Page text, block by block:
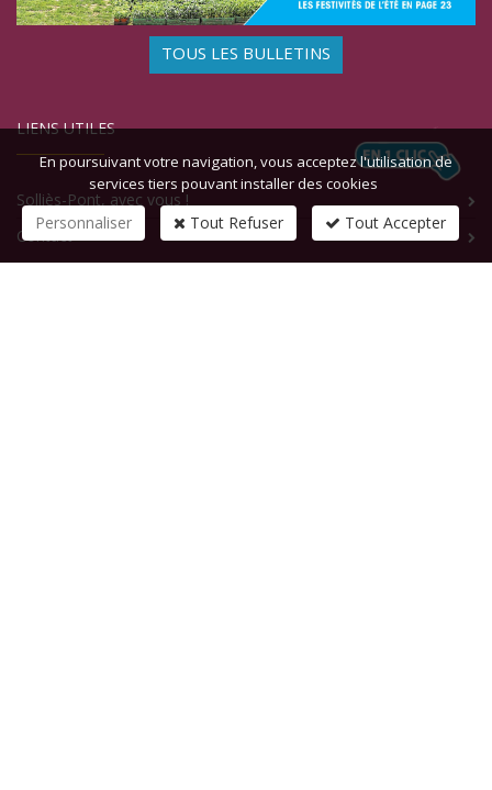
TOUS LES BULLETINS
LIENS UTILES
Solliès-Pont, avec vous !
Contact
En poursuivant votre navigation, vous acceptez l'utilisation de
services tiers pouvant installer des cookies
Personnaliser Tout Refuser Tout Accepter